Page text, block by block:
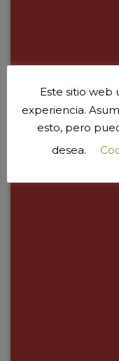
Este sitio web
experiencia.
esto, pero
desea.